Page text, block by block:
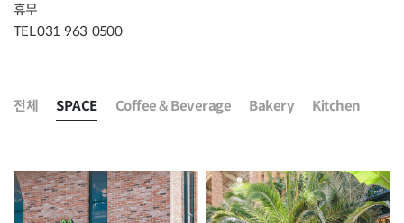
휴무
TEL 031-963-0500
전체 SPACE Coffee & Beverage Bakery Kitchen